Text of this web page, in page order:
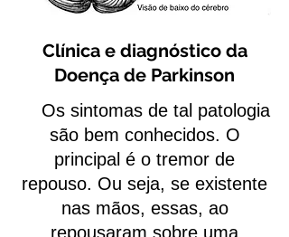
Clínica e diagnóstico da
Doença de Parkinson
Os sintomas de tal patologia
são bem conhecidos. O
principal é o tremor de
repouso. Ou seja, se existente
nas mãos, essas, ao
repousaram sobre uma